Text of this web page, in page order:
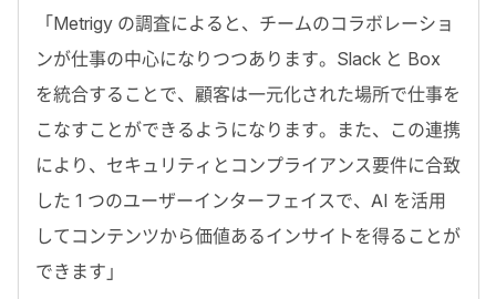
「Metrigy の調査によると、チームのコラボレーショ
ンが仕事の中心になりつつあります。Slack と Box
を統合することで、顧客は一元化された場所で仕事を
こなすことができるようになります。また、この連携
により、セキュリティとコンプライアンス要件に合致
した 1 つのユーザーインターフェイスで、AI を活用
してコンテンツから価値あるインサイトを得ることが
できます」